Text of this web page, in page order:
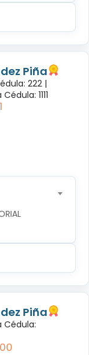
Piña
222 |
1111
Piña
Cédula: